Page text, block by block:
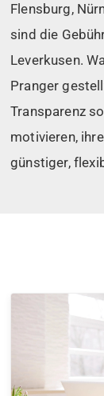
Flensburg,
sind die
Leverkusen.
Pranger
Transparenz
motivieren,
günstiger,